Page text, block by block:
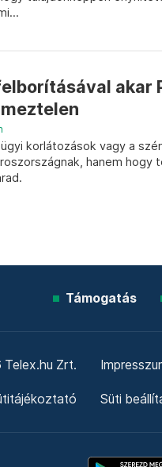
akar
korlátozások vagy a
hanem hogy
Támogatás
Zrt.
Süti